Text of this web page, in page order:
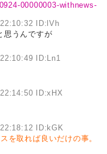
00000003-withnews-
ID:lVh
思うんですが
ID:Ln1
ID:xHX
ID:kGK
を取れば良いだけの事。